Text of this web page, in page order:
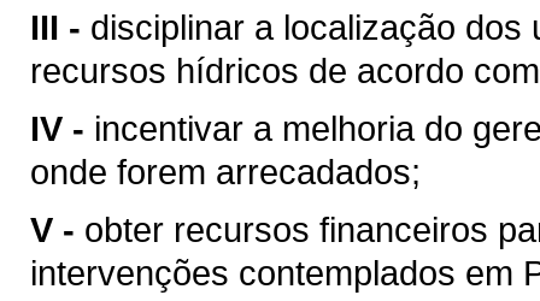
III - disciplinar a localização
recursos hídricos de acordo
IV - incentivar a melhoria do
onde forem arrecadados;
V - obter recursos financeiros
intervenções contemplados em